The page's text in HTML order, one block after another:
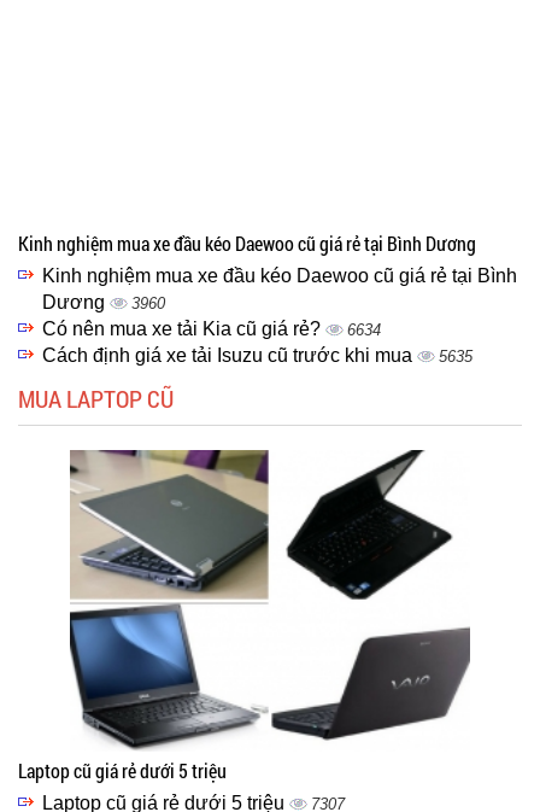
Kinh nghiệm mua xe đầu kéo Daewoo cũ giá rẻ tại Bình Dương
Kinh nghiệm mua xe đầu kéo Daewoo cũ giá rẻ tại Bình
Dương
3960
Có nên mua xe tải Kia cũ giá rẻ? 6634
Cách định giá xe tải Isuzu cũ trước khi mua 5635
MUA LAPTOP CŨ
Laptop cũ giá rẻ dưới 5 triệu
Laptop cũ giá rẻ dưới 5 triệu 7307